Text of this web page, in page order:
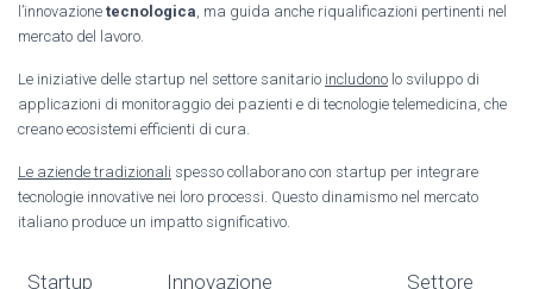
l’innovazione tecnologica , ma guida anche riqualificazioni pertinenti nel
mercato del lavoro.
Le iniziative delle startup nel settore sanitario includono lo sviluppo di
applicazioni di monitoraggio dei pazienti e di tecnologie telemedicina, che
creano ecosistemi efficienti di cura.
Le aziende tradizionali spesso collaborano con startup per integrare
tecnologie innovative nei loro processi. Questo dinamismo nel mercato
italiano produce un impatto significativo.
Startup Innovazione Settore